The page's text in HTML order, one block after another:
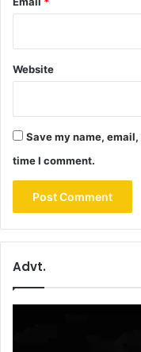
Website
Save my name,
time I comment.
Advt.